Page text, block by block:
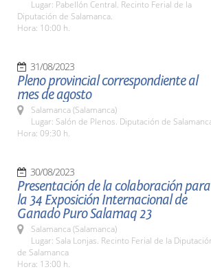
Lugar: Pabellón Central. Recinto Ferial de la
Diputación de Salamanca.
Hora: 10:00 h.
31/08/2023
Pleno provincial correspondiente al
mes de agosto
Salamanca (Salamanca)
Lugar: Salón de Plenos. Diputación de
Hora: 09:30 h.
30/08/2023
Presentación de la colaboración para
la 34 Exposición Internacional de
Ganado Puro Salamaq 23
Salamanca (Salamanca)
Lugar: Sala Lonjas. Recinto Ferial de la
de Salamanca
Hora: 13:00 h.